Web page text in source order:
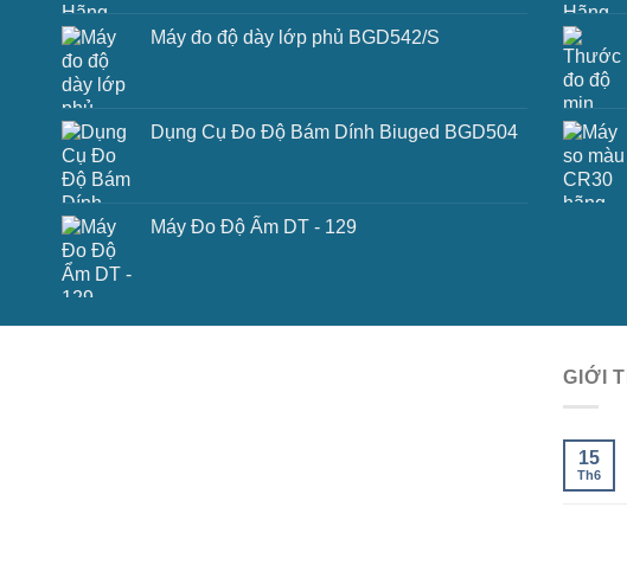
Máy đo độ dày lớp phủ BGD542/S
Dụng Cụ Đo Độ Bám Dính Biuged BGD504
Máy Đo Độ Ẩm DT - 129
GIỚI
15
Th6